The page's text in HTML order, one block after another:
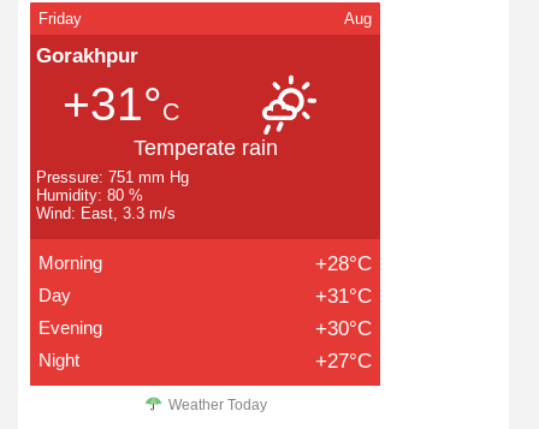
Friday Aug
Gorakhpur
+31°C
Temperate rain
Pressure: 751 mm Hg
Humidity: 80 %
Wind: East, 3.3 m/s
Morning +28°C
Day +31°C
Evening +30°C
Night +27°C
Weather Today